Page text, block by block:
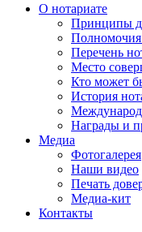
О нотариате
Принципы
Полномочия
Перечень
Место
Кто может
История
Награды и
Медиа
Фотогалерея
Наши видео
Печать
Медиа-кит
Контакты